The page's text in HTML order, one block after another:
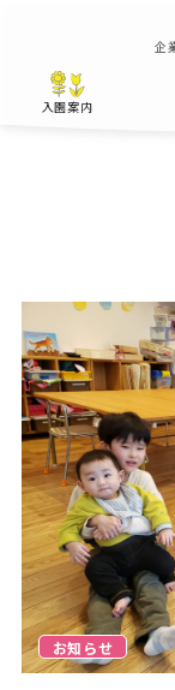
入園案内
お知らせ